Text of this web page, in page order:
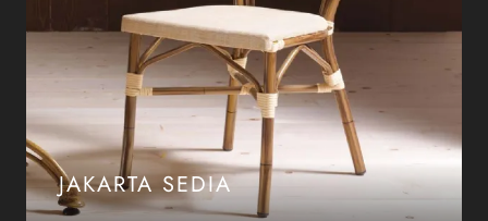
JAKARTA SEDIA